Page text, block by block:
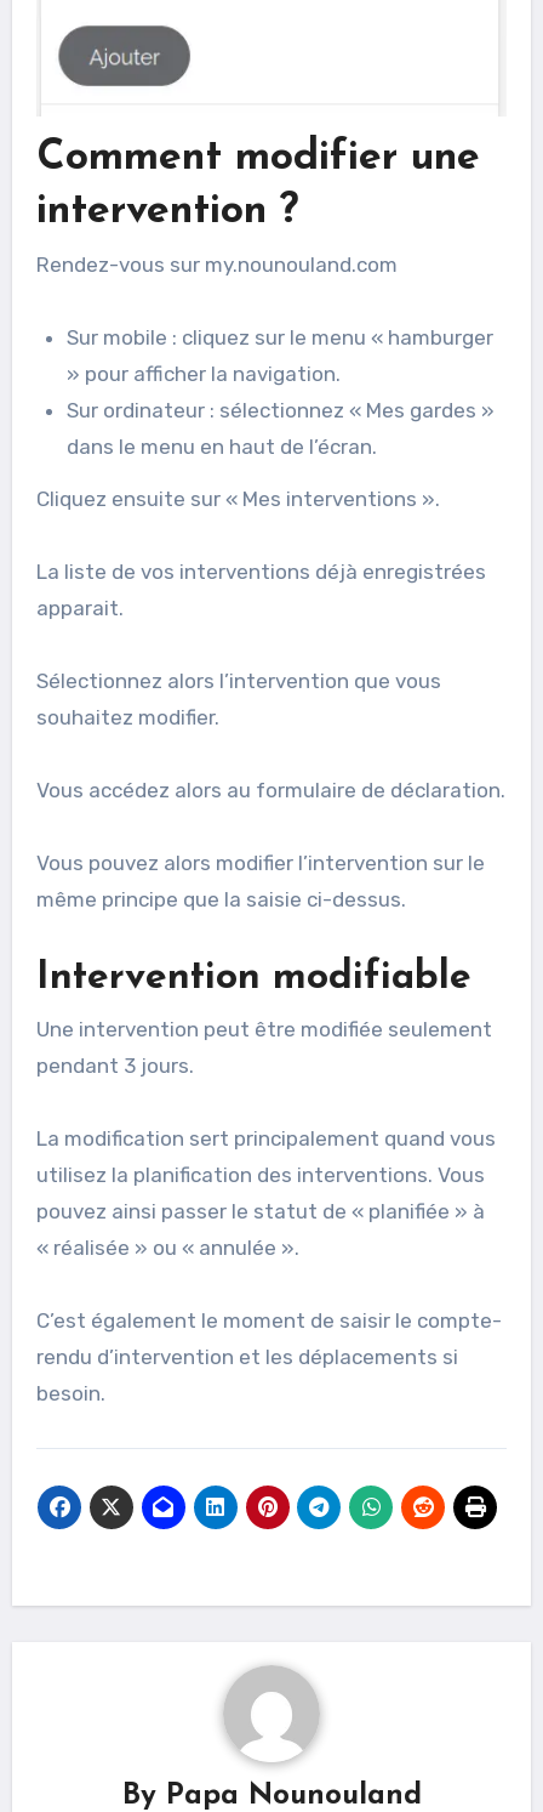
Comment modifier une
intervention ?
Rendez-vous sur my.nounouland.com
Sur mobile : cliquez sur le menu « hamburger
» pour afficher la navigation.
Sur ordinateur : sélectionnez « Mes gardes »
dans le menu en haut de l’écran.
Cliquez ensuite sur « Mes interventions ».
La liste de vos interventions déjà enregistrées
apparait.
Sélectionnez alors l’intervention que vous
souhaitez modifier.
Vous accédez alors au formulaire de déclaration.
Vous pouvez alors modifier l’intervention sur le
même principe que la saisie ci-dessus.
Intervention modifiable
Une intervention peut être modifiée seulement
pendant 3 jours.
La modification sert principalement quand vous
utilisez la planification des interventions. Vous
pouvez ainsi passer le statut de « planifiée » à
« réalisée » ou « annulée ».
C’est également le moment de saisir le compte-
rendu d’intervention et les déplacements si
besoin.
By Papa Nounouland